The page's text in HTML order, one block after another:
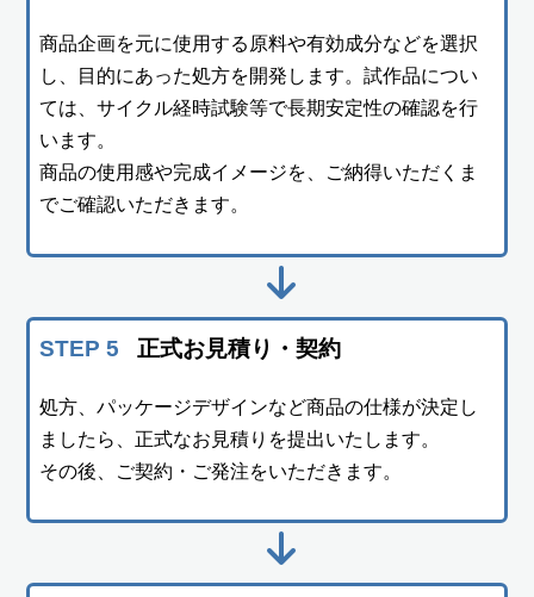
商品企画を元に使用する原料や有効成分などを選択
し、目的にあった処方を開発します。試作品につい
ては、サイクル経時試験等で長期安定性の確認を行
います。
商品の使用感や完成イメージを、ご納得いただくま
でご確認いただきます。
STEP 5 正式お見積り・契約
処方、パッケージデザインなど商品の仕様が決定し
ましたら、正式なお見積りを提出いたします。
その後、ご契約・ご発注をいただきます。